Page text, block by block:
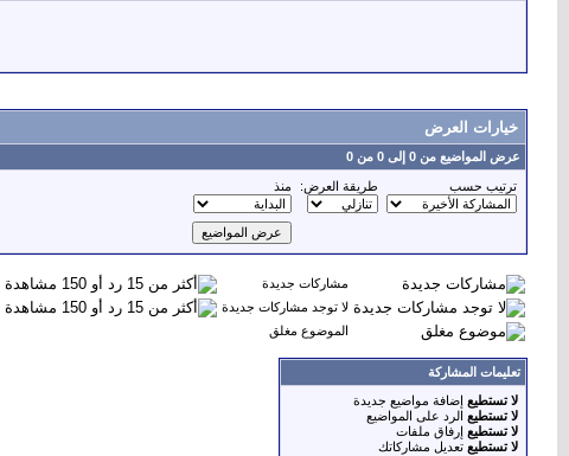
خيارات العرض
عرض المواضيع من 0 إلى 0 من 0
ترتيب حسب طريقة العرض: منذ
مشاركات جديدة
لا توجد مشاركات جديدة
الموضوع مغلق
تعليمات المشاركة
لا تستطيع إضافة مواضيع جديدة
لا تستطيع الرد على المواضيع
لا تستطيع إرفاق ملفات
لا تستطيع تعديل مشاركاتك